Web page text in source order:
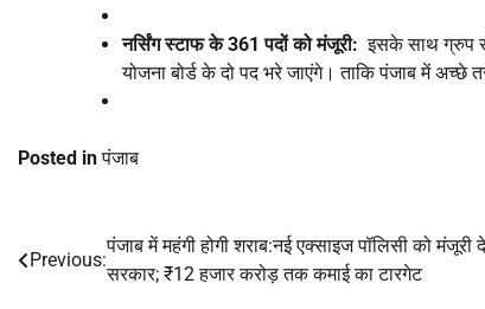
नर्सिंग स्टाफ के 361 पदों को मंजूरी: इसके साथ ग्रुप
योजना बोर्ड के दो पद भरे जाएंगे। ताकि पंजाब में
Posted inपंजाब
Post
Previous:
पंजाब में महंगी होगी शराब:नई एक्साइज पॉलिसी को मंजूरी
सरकार; ₹12 हजार करोड़ तक कमाई का टारगेट